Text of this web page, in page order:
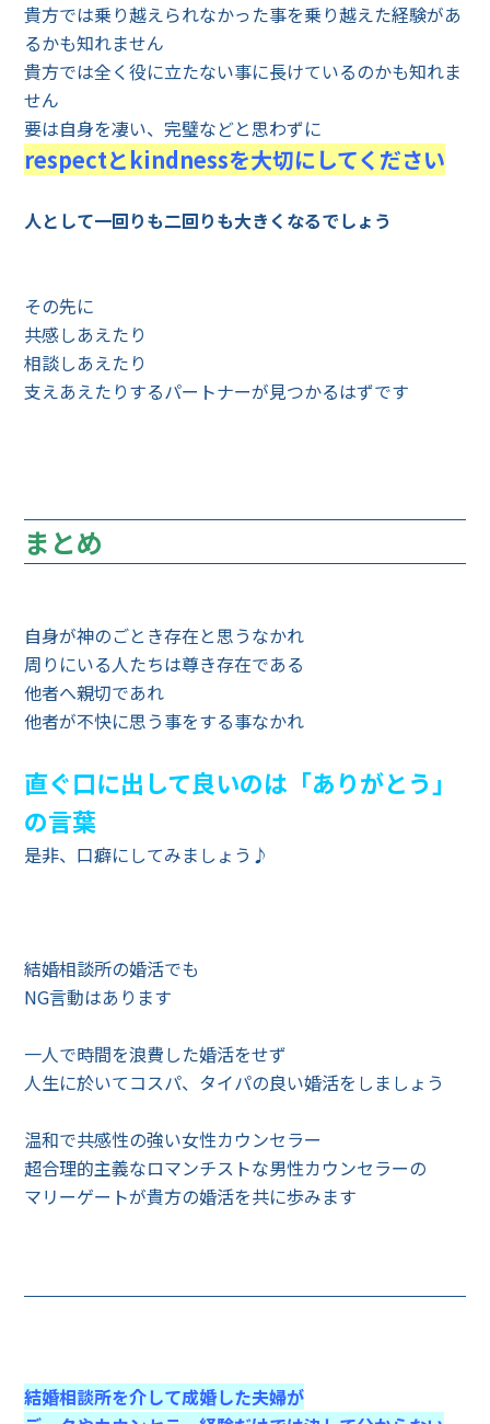
貴方では乗り越えられなかった事を乗り越えた経験があ
るかも知れません
貴方では全く役に立たない事に長けているのかも知れま
せん
要は自身を凄い、完璧などと思わずに
respectとkindnessを大切にしてください
人として一回りも二回りも大きくなるでしょう
その先に
共感しあえたり
相談しあえたり
支えあえたりするパートナーが見つかるはずです
まとめ
自身が神のごとき存在と思うなかれ
周りにいる人たちは尊き存在である
他者へ親切であれ
他者が不快に思う事をする事なかれ
直ぐ口に出して良いのは「ありがとう」
の言葉
是非、口癖にしてみましょう♪
結婚相談所の婚活でも
NG言動はあります
一人で時間を浪費した婚活をせず
人生に於いてコスパ、タイパの良い婚活をしましょう
温和で共感性の強い女性カウンセラー
超合理的主義なロマンチストな男性カウンセラーの
マリーゲートが貴方の婚活を共に歩みます
結婚相談所を介して成婚した夫婦が